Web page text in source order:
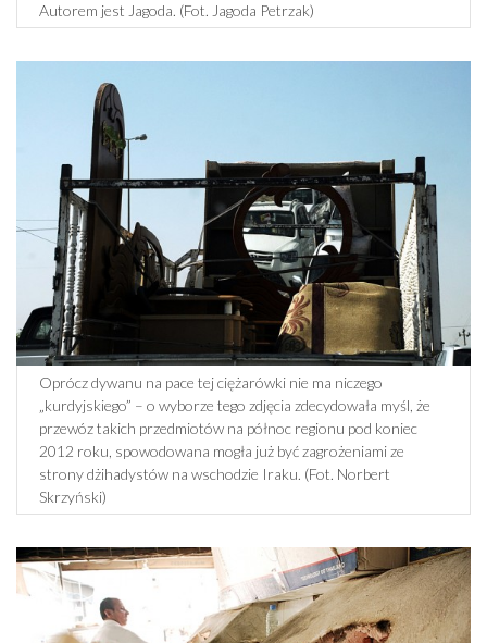
Autorem jest Jagoda. (Fot. Jagoda Petrzak)
Oprócz dywanu na pace tej ciężarówki nie ma niczego
„kurdyjskiego” – o wyborze tego zdjęcia zdecydowała myśl, że
przewóz takich przedmiotów na północ regionu pod koniec
2012 roku, spowodowana mogła już być zagrożeniami ze
strony dżihadystów na wschodzie Iraku. (Fot. Norbert
Skrzyński)